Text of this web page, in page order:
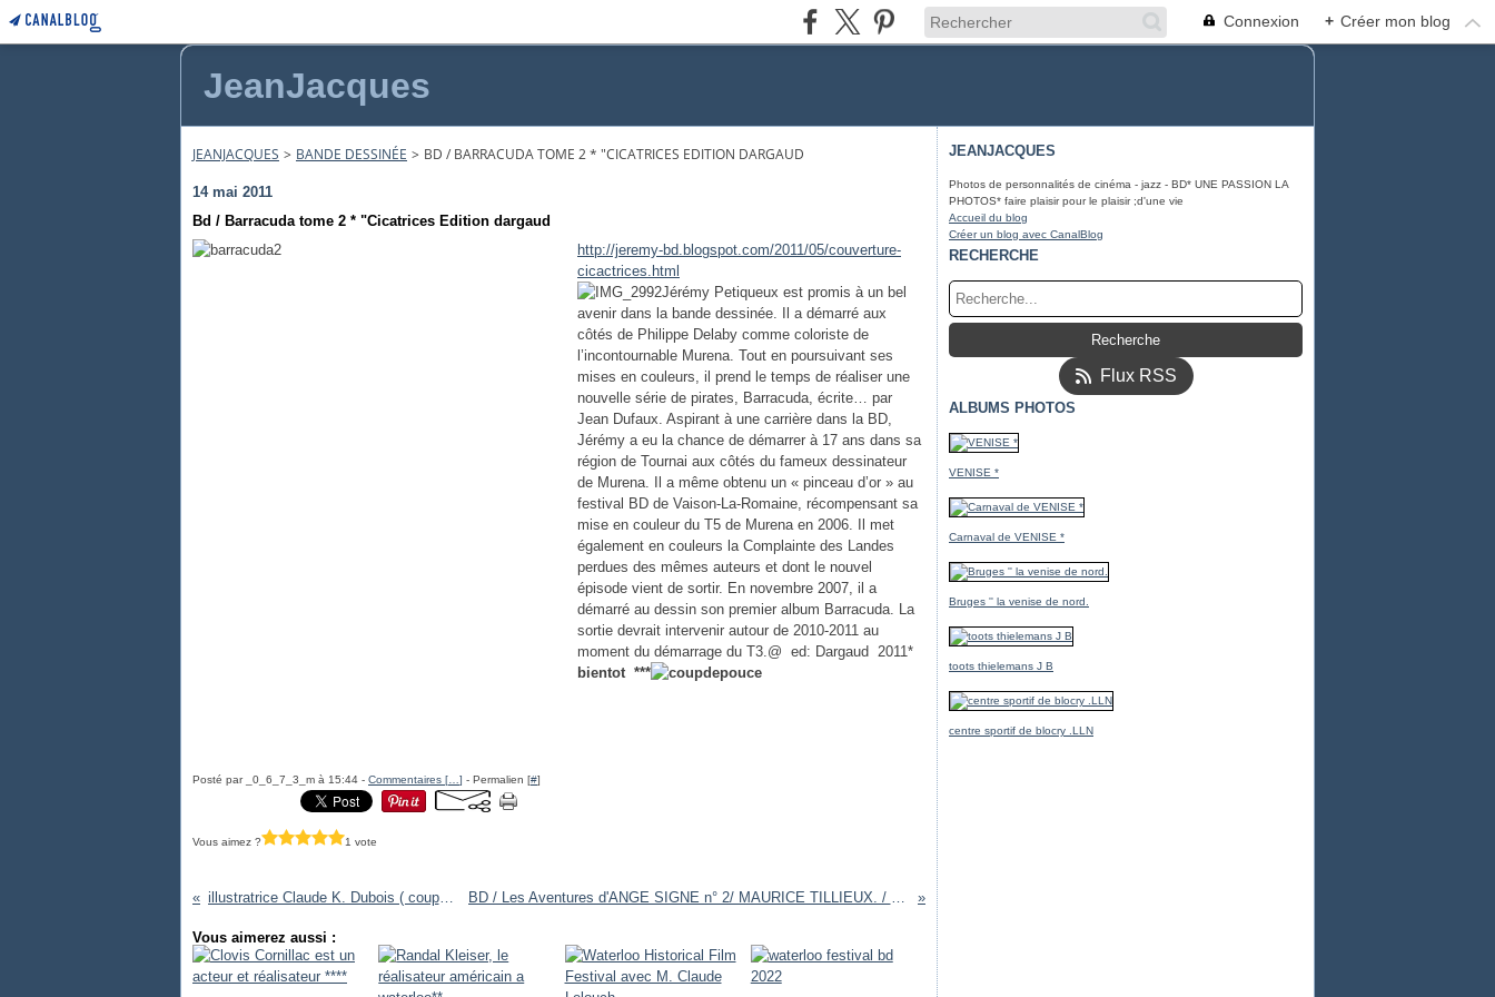
Connexion + Créer mon blog
JeanJacques
JEANJACQUES > BANDE DESSINÉE > BD / BARRACUDA TOME 2 * "CICATRICES EDITION DARGAUD
14 mai 2011
Bd / Barracuda tome 2 * "Cicatrices Edition dargaud
http://jeremy-bd.blogspot.com/2011/05/couverture-
cicactrices.html
Jérémy Petiqueux est promis à un bel
avenir dans la bande dessinée. Il a démarré aux
côtés de Philippe Delaby comme coloriste de
l’incontournable Murena. Tout en poursuivant ses
mises en couleurs, il prend le temps de réaliser une
nouvelle série de pirates, Barracuda, écrite… par
Jean Dufaux. Aspirant à une carrière dans la BD,
Jérémy a eu la chance de démarrer à 17 ans dans sa
région de Tournai aux côtés du fameux dessinateur
de Murena. Il a même obtenu un « pinceau d’or » au
festival BD de Vaison-La-Romaine, récompensant sa
mise en couleur du T5 de Murena en 2006. Il met
également en couleurs la Complainte des Landes
perdues des mêmes auteurs et dont le nouvel
épisode vient de sortir. En novembre 2007, il a
démarré au dessin son premier album Barracuda. La
sortie devrait intervenir autour de 2010-2011 au
moment du démarrage du T3.@ ed: Dargaud 2011*
bientot ***
Posté par _0_6_7_3_m à 15:44 - Commentaires [ ] - Permalien [#]
Vous aimez ? 1 vote
illustratrice Claude K. Dubois ( coup de coeur ) BD / Les Aventures d'ANGE SIGNE n° 2/ MAURICE TILLIEUX. / au editon de l'elan
Vous aimerez aussi :
JEANJACQUES
Photos de personnalités de cinéma - jazz - BD* UNE PASSION LA
PHOTOS* faire plaisir pour le plaisir ;d'une vie
Accueil du blog
Créer un blog avec CanalBlog
RECHERCHE
Flux RSS
ALBUMS PHOTOS
VENISE *
Carnaval de VENISE *
Bruges '' la venise de nord.
toots thielemans J B
centre sportif de blocry .LLN